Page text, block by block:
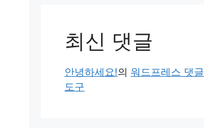
최신 댓글
안녕하세요!의 워드프레스 댓
도구